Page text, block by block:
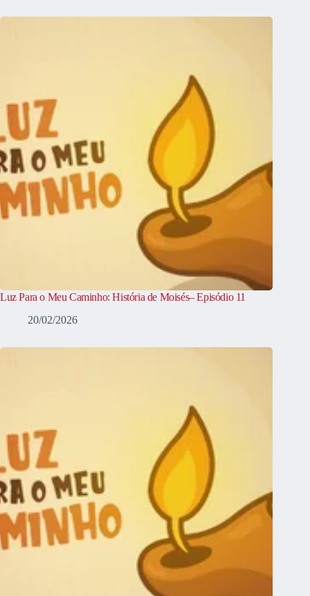
Luz Para o Meu Caminho: História de Moisés– Episódio 11
20/02/2026